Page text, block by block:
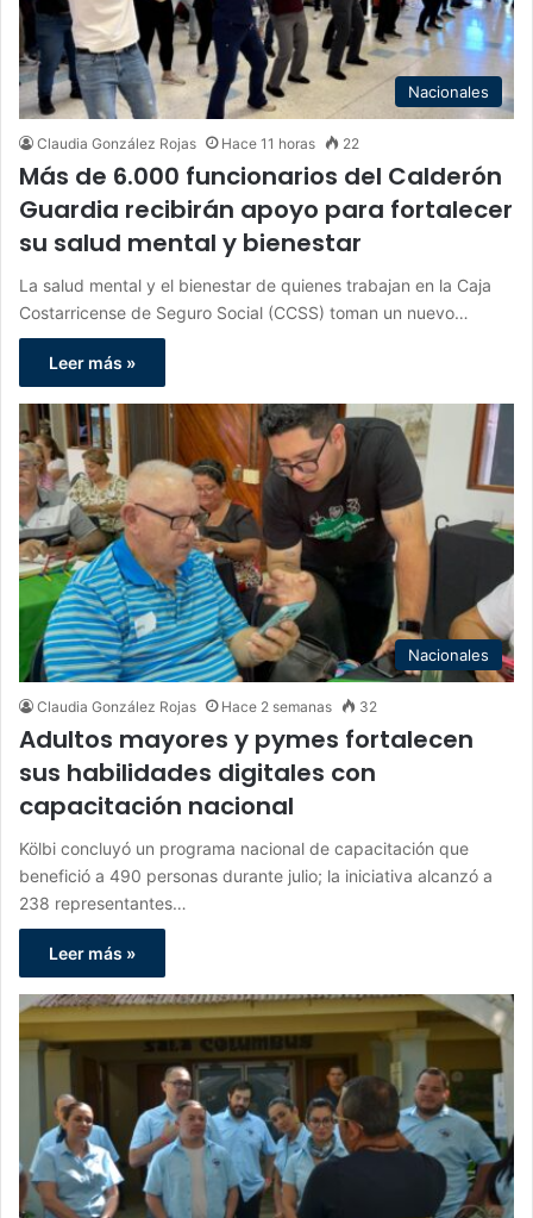
Nacionales
Claudia González Rojas Hace 11 horas 22
Más de 6.000 funcionarios del Calderón
Guardia recibirán apoyo para fortalecer
su salud mental y bienestar
La salud mental y el bienestar de quienes trabajan en la Caja
Costarricense de Seguro Social (CCSS) toman un nuevo…
Leer más »
Nacionales
Claudia González Rojas Hace 2 semanas 32
Adultos mayores y pymes fortalecen
sus habilidades digitales con
capacitación nacional
Kölbi concluyó un programa nacional de capacitación que
benefició a 490 personas durante julio; la iniciativa alcanzó a
238 representantes…
Leer más »